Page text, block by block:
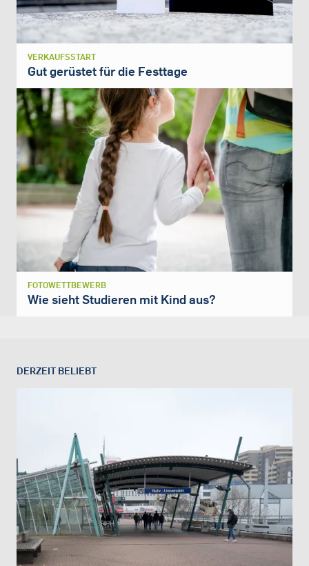
VERKAUFSSTART
Gut gerüstet für die Festtage
FOTOWETTBEWERB
Wie sieht Studieren mit Kind aus?
DERZEIT BELIEBT